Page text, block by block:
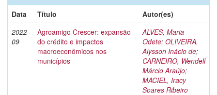
Data
Título
Autor(es)
2022-
09
Agroamigo Crescer: expansão
do crédito e impactos
macroeconômicos nos
municípios
ALVES, Maria
Odete; OLIVEIRA,
Alysson Inácio de;
CARNEIRO, Wendell
Márcio Araújo;
MACIEL, Iracy
Soares Ribeiro